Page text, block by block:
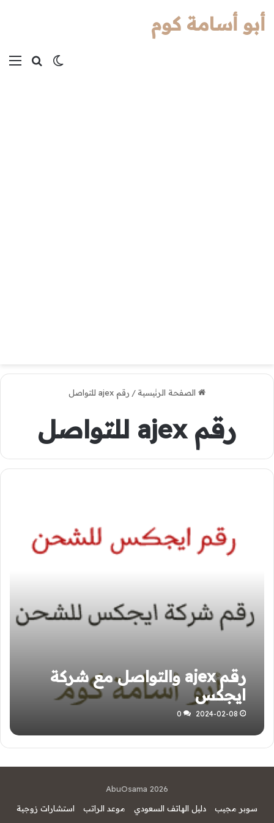
بحثالوضع
أبو أسامة كوم
الصفحة الرئيسية/ رقم ajex للتواصل
رقم ajex للتواصل
رقم ajex والتواصل مع شركة
ايجكس
2024-02-08
0
AbuOsama 2026
سوبر مجيب
دليل الهاتف السعودي موعد الراتب استشارات زوجية